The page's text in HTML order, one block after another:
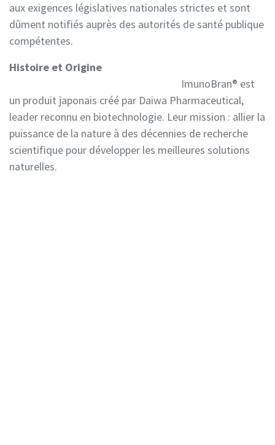
aux exigences législatives nationales strictes et sont
dûment notifiés auprès des autorités de santé publique
compétentes.
Histoire et Origine
ImunoBran® est
un produit japonais créé par Daiwa Pharmaceutical,
leader reconnu en biotechnologie. Leur mission : allier la
puissance de la nature à des décennies de recherche
scientifique pour développer les meilleures solutions
naturelles.